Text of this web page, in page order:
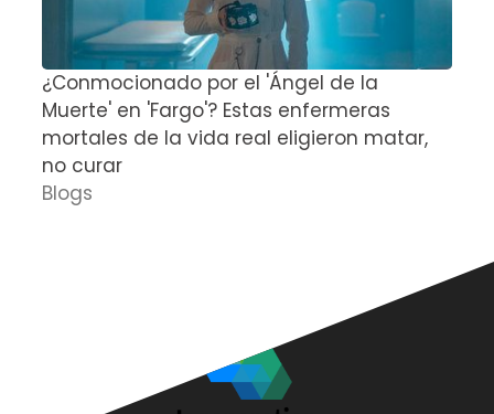
¿Conmocionado por el 'Ángel de la
Muerte' en 'Fargo'? Estas enfermeras
mortales de la vida real eligieron matar,
no curar
Blogs